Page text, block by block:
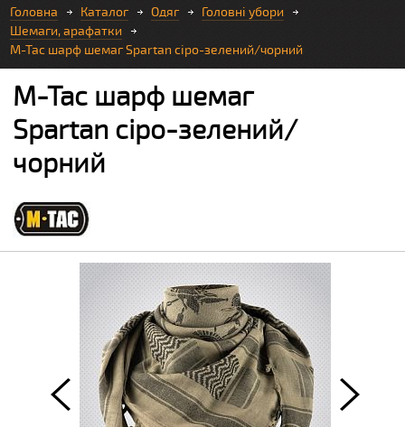
Головна Каталог Одяг
Головні убори
Шемаги, арафатки
M-Tac шарф шемаг Spartan сіро-зелений/чорний
M-Tac шарф шемаг
Spartan сіро-зелений/
чорний